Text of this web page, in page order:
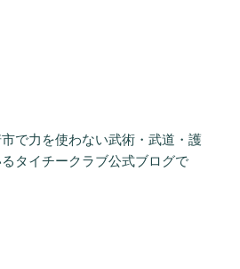
で力を使わない武術・武道・護
タイチークラブ公式ブログで